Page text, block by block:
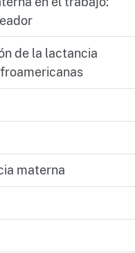
de la lactancia
materna